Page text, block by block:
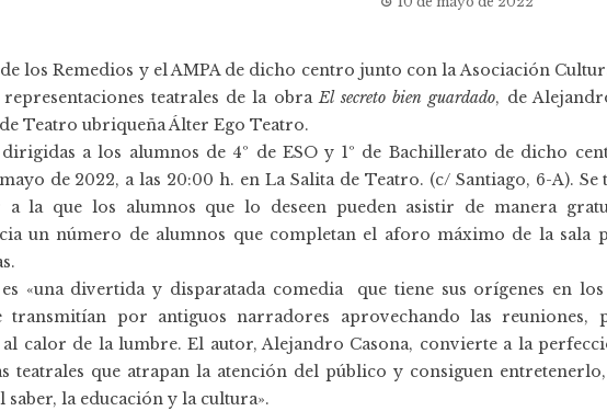
los Remedios y el AMPA de dicho centro junto con la Asociación
teatrales de la obraEl secreto bien guardado, de
Teatro ubriqueña Álter Ego Teatro.
a los alumnos de 4º de ESO y 1º de Bachillerato de dicho
de 2022, a las 20:00 h. enLa Salita de Teatro. (c/ Santiago, 6-A). Se
a la que los alumnos que lo deseen pueden asistir de manera
un número de alumnos que completan el aforo máximo de la sala
es «una divertida y disparatada comedia que tiene sus orígenes en los
por antiguos narradores aprovechando las reuniones,
calor de la lumbre. El autor, Alejandro Casona, convierte a la
teatrales que atrapan la atención del público y consiguen
la educación y la cultura».